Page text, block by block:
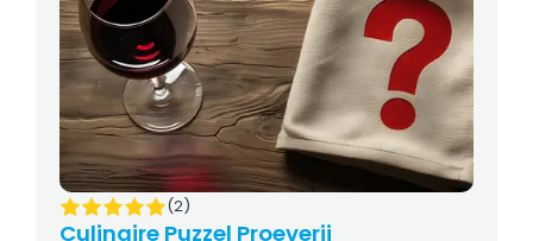
Culinaire Puzzel Proeverij
(2)